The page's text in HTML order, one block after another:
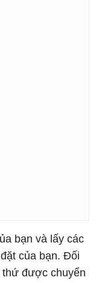
bạn và lấy các
của bạn. Đối
được chuyển